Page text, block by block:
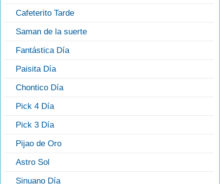
Cafeterito Tarde
Saman de la suerte
Fantástica Día
Paisita Día
Chontico Día
Pick 4 Día
Pick 3 Día
Pijao de Oro
Astro Sol
Sinuano Día